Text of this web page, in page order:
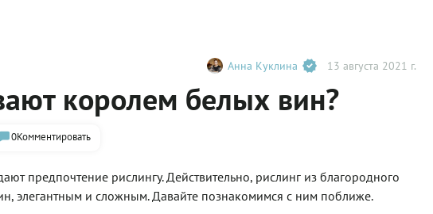
Анна Куклина 13 августа 2021 г.
королем белых вин?
0Комментировать
предпочтение рислингу. Действительно, рислинг из благородного
элегантным и сложным. Давайте познакомимся с ним поближе.